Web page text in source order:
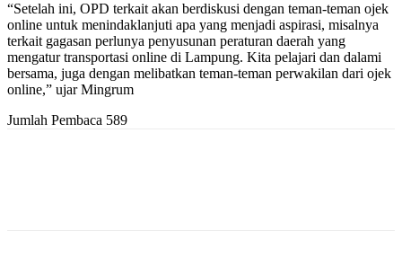
“Setelah ini, OPD terkait akan berdiskusi dengan teman-teman ojek
online untuk menindaklanjuti apa yang menjadi aspirasi, misalnya
terkait gagasan perlunya penyusunan peraturan daerah yang
mengatur transportasi online di Lampung. Kita pelajari dan dalami
bersama, juga dengan melibatkan teman-teman perwakilan dari ojek
online,” ujar Mingrum
Jumlah Pembaca 589